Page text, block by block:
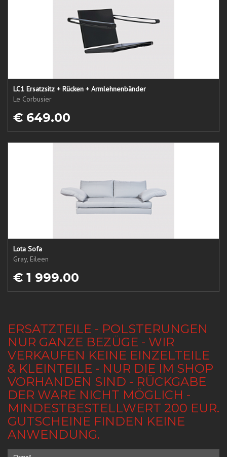
LC1 Ersatzsitz + Rücken + Armlehnenbänder
Le Corbusier
€ 649.00
Lota Sofa
Gray, Eileen
€ 1 999.00
ERSATZTEILE - POLSTERUNGEN
NUR GANZE BEZÜGE - WIR
VERKAUFEN KEINE EINZELTEILE
& KLEINTEILE - NUR DIE IM SHOP
VORHANDEN SIND - RÜCKGABE
DER WARE NICHT MÖGLICH -
MINDESTBESTELLWERT 200 EUR.
GUTSCHEINE FINDEN KEINE
ANWENDUNG.